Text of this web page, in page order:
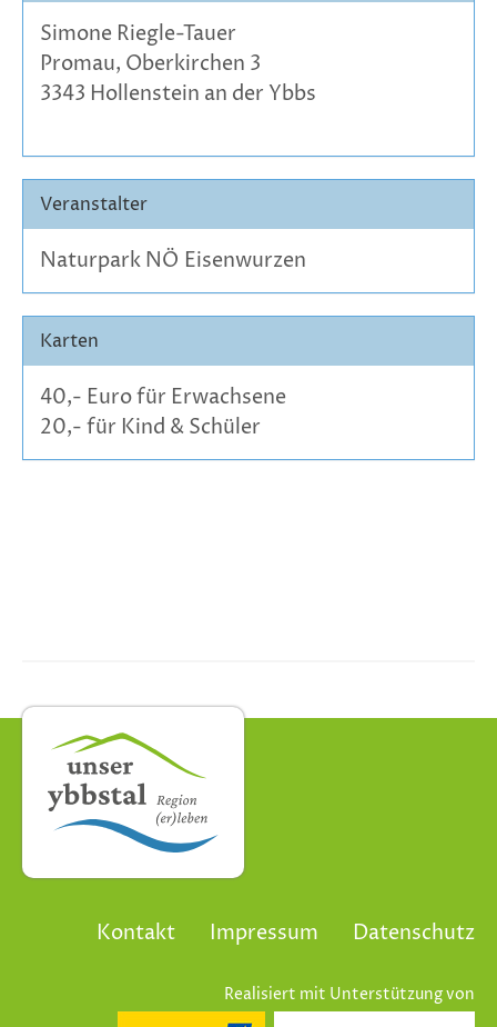
Simone Riegle-Tauer
Promau, Oberkirchen 3
3343 Hollenstein an der Ybbs
Veranstalter
Naturpark NÖ Eisenwurzen
Karten
40,- Euro für Erwachsene
20,- für Kind & Schüler
Kontakt Impressum Datenschutz
Realisiert mit Unterstützung von